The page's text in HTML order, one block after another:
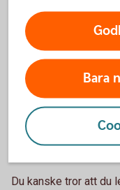
Har relationen tagit
flytta ihop? Eller
ihop? Oavsett
att tänka igenom
Flytta i hop - tänk
Du kanske tror att du
Bara